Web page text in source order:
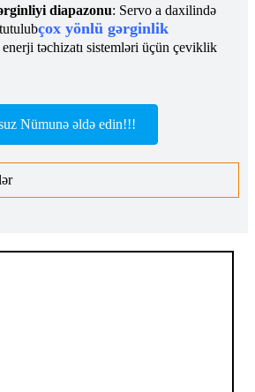
diapazonu: Servo a daxilində
çox yönlü gərginlik
təchizatı sistemləri üçün çeviklik
Nümunə əldə edin!!!